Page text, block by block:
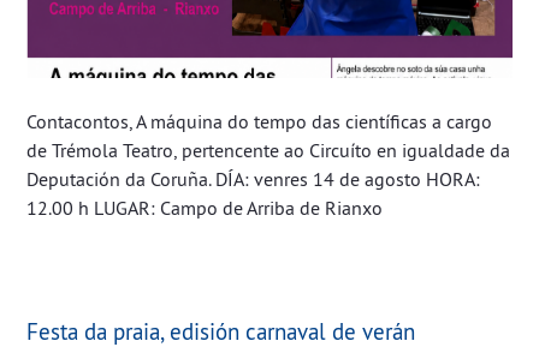
Contacontos, A máquina do tempo das científicas a cargo
de Trémola Teatro, pertencente ao Circuíto en igualdade da
Deputación da Coruña. DÍA: venres 14 de agosto HORA:
12.00 h LUGAR: Campo de Arriba de Rianxo
Festa da praia, edisión carnaval de verán